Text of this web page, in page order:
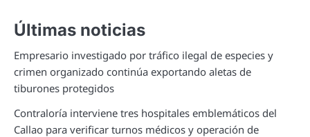
Últimas noticias
Empresario investigado por tráfico ilegal de especies y
crimen organizado continúa exportando aletas de
tiburones protegidos
Contraloría interviene tres hospitales emblemáticos del
Callao para verificar turnos médicos y operación de